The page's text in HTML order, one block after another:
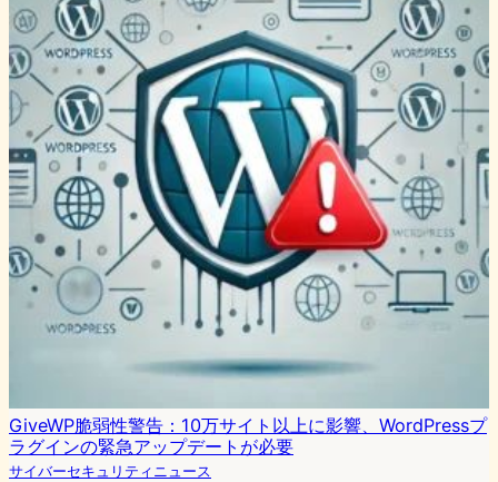
GiveWP脆弱性警告：10万サイト以上に影響、WordPressプ
ラグインの緊急アップデートが必要
サイバーセキュリティニュース